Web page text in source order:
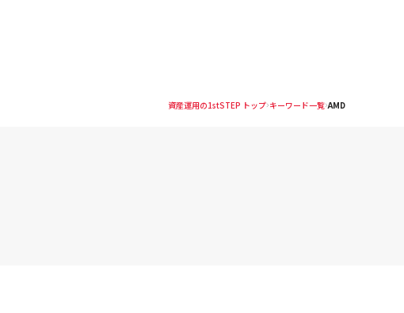
資産運用の1stSTEP トップ キーワード一覧 AMD